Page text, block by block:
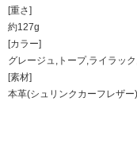
[重さ]
約127g
[カラー]
グレージュ,トープ,ライラッ
[素材]
本革(シュリンクカーフレザー)